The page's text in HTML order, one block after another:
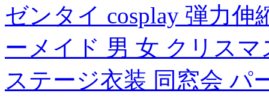
ゼンタイ cosplay 弾力
ーメイド 男 女 クリス
ステージ衣装 同窓会